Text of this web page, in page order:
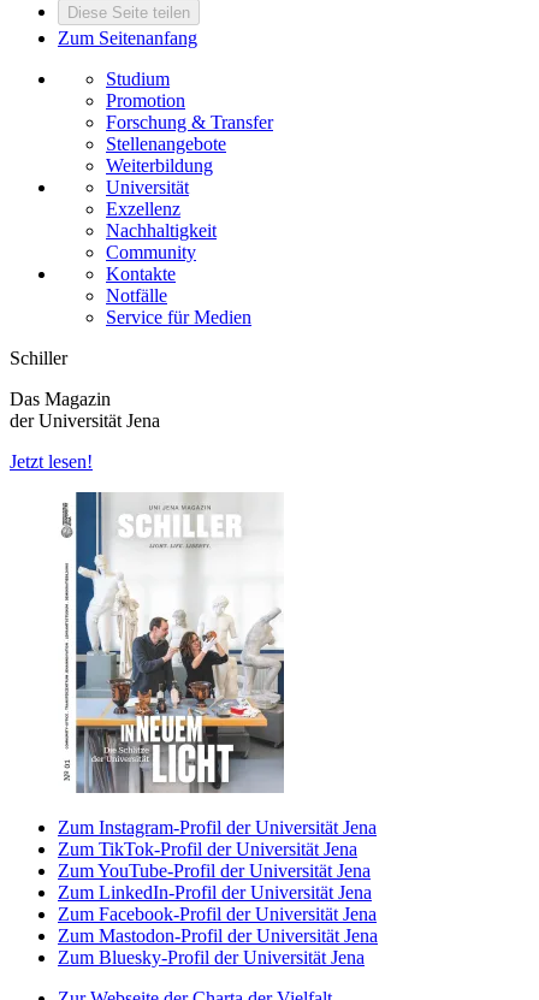
Diese Seite teilen
Zum Seitenanfang
Studium
Promotion
Forschung & Transfer
Stellenangebote
Weiterbildung
Universität
Exzellenz
Nachhaltigkeit
Community
Kontakte
Notfälle
Service für Medien
Schiller
Das Magazin
der Universität Jena
Jetzt lesen!
Zum Instagram-Profil der Universität Jena
Zum TikTok-Profil der Universität Jena
Zum YouTube-Profil der Universität Jena
Zum LinkedIn-Profil der Universität Jena
Zum Facebook-Profil der Universität Jena
Zum Mastodon-Profil der Universität Jena
Zum Bluesky-Profil der Universität Jena